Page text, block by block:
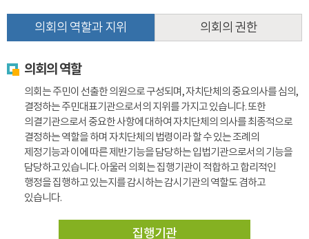
의회의 역할과 지위
의회의 역할
의회는 주민이 선출한 의원으로 구성되며, 자치단체의 중요의사를 심의,
결정하는 주민대표기관으로서의 지위를 가지고 있습니다. 또한
의결기관으로서 중요한 사항에 대하여 자치단체의 의사를 최종적으로
결정하는 역할을 하며 자치단체의 법령이라 할 수 있는 조례의
제정기능과 이에 따른 제반기능을 담당하는 입법기관으로서의 기능을
담당하고 있습니다. 아울러 의회는 집행기관이 적합하고 합리적인
행정을 집행하고 있는지를 감시하는 감시기관의 역할도 겸하고
있습니다.
집행기관
의회의 권한